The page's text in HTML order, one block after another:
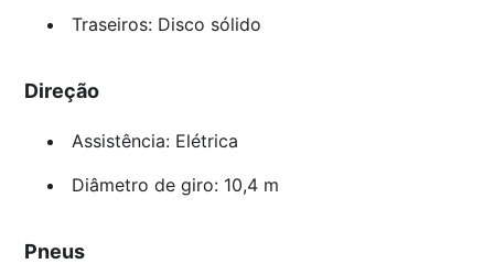
Traseiros: Disco sólido
Direção
Assistência: Elétrica
Diâmetro de giro: 10,4 m
Pneus